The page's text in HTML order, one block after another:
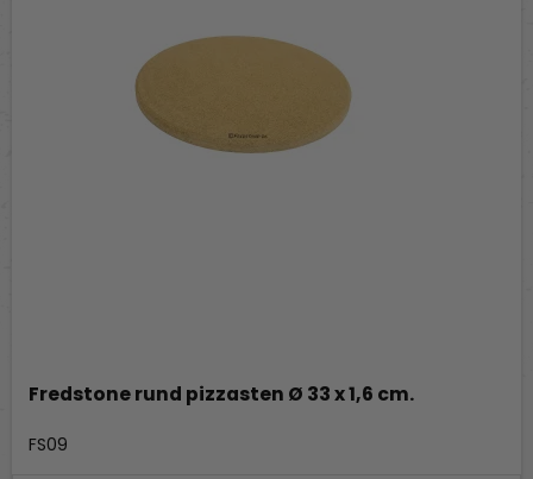
Fredstone rund pizzasten Ø 33 x 1,6 cm.
FS09